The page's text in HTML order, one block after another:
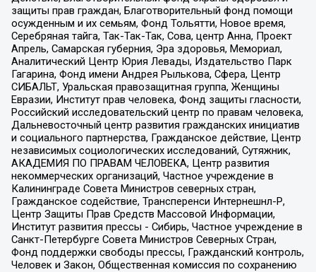
защиты прав граждан, Благотворительный фонд помощи
осужденным и их семьям, Фонд Тольятти, Новое время,
Серебряная тайга, Так-Так-Так, Сова, центр Анна, Проект
Апрель, Самарская губерния, Эра здоровья, Мемориал,
Аналитический Центр Юрия Левады, Издательство Парк
Гагарина, Фонд имени Андрея Рылькова, Сфера, Центр
СИБАЛЬТ, Уральская правозащитная группа, Женщины
Евразии, Институт прав человека, Фонд защиты гласности,
Российский исследовательский центр по правам человека,
Дальневосточный центр развития гражданских инициатив
и социального партнерства, Гражданское действие, Центр
независимых социологических исследований, Сутяжник,
АКАДЕМИЯ ПО ПРАВАМ ЧЕЛОВЕКА, Центр развития
некоммерческих организаций, Частное учреждение в
Калининграде Совета Министров северных стран,
Гражданское содействие, Трансперенси Интернешнл-Р,
Центр Защиты Прав Средств Массовой Информации,
Институт развития прессы - Сибирь, Частное учреждение в
Санкт-Петербурге Совета Министров Северных Стран,
Фонд поддержки свободы прессы, Гражданский контроль,
Человек и Закон, Общественная комиссия по сохранению